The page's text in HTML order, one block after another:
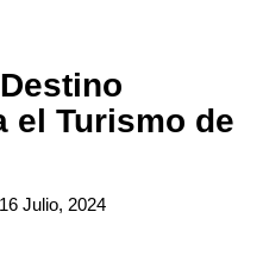
el Turismo de
16 Julio, 2024